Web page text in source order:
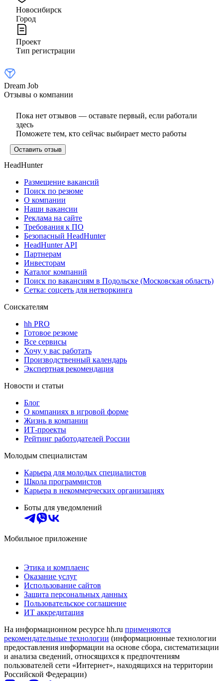
Новосибирск
Город
Проект
Тип регистрации
Dream Job
Отзывы о компании
Пока нет отзывов — оставьте первый, если работали
здесь
Поможете тем, кто сейчас выбирает место работы
Оставить отзыв
HeadHunter
Размещение вакансий
Поиск по резюме
О компании
Наши вакансии
Реклама на сайте
Требования к ПО
Безопасный HeadHunter
HeadHunter API
Партнерам
Инвесторам
Каталог компаний
Поиск по вакансиям в Подольске (Московская область)
Сетка: соцсеть для нетворкинга
Соискателям
hh PRO
Готовое резюме
Все сервисы
Хочу у вас работать
Производственный календарь
Экспертная рекомендация
Новости и статьи
Блог
О компаниях в игровой форме
Жизнь в компании
ИТ-проекты
Рейтинг работодателей России
Молодым специалистам
Карьера для молодых специалистов
Школа программистов
Карьера в некоммерческих организациях
Боты для уведомлений
Мобильное приложение
Этика и комплаенс
Оказание услуг
Использование сайтов
Защита персональных данных
Пользовательское соглашение
ИТ аккредитация
На информационном ресурсе hh.ru применяются
рекомендательные технологии (информационные технологии
предоставления информации на основе сбора, систематизации
и анализа сведений, относящихся к предпочтениям
пользователей сети «Интернет», находящихся на территории
Российской Федерации)